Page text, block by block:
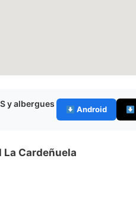
y albergues
Android
La Cardeñuela